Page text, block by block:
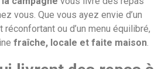
vous. Que vous ayez envie d’un
réconfortant ou d’un menu équilibré,
fraîche, locale et faite maison